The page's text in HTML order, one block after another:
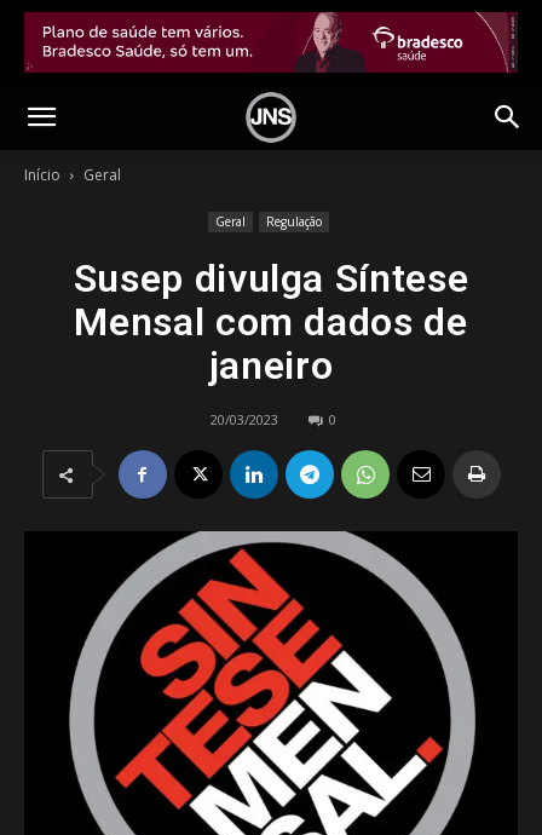
Início Geral
Geral Regulação
Susep divulga Síntese
Mensal com dados de
janeiro
20/03/2023 0